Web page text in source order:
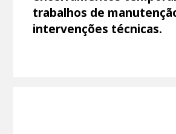
trabalhos de
intervenções técnicas.